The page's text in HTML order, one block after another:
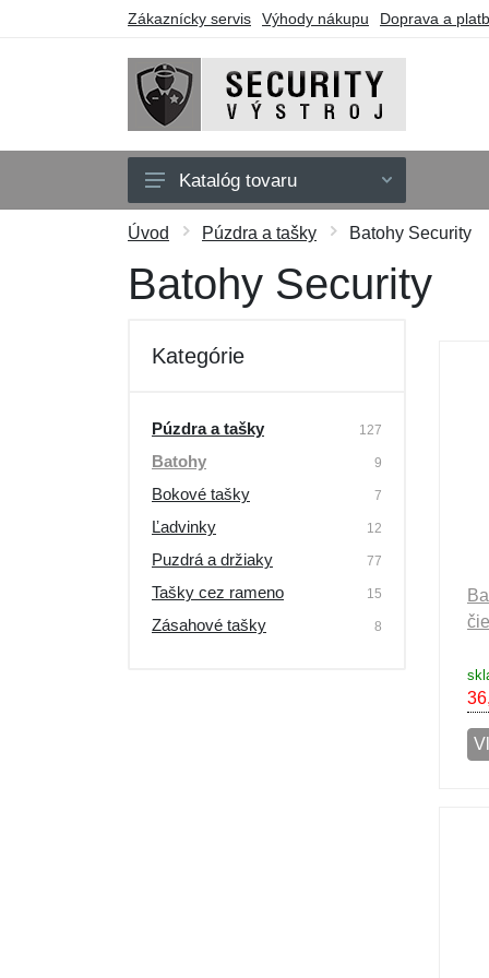
Zákaznícky servis Výhody nákupu Doprava a
Oblečenie
Doplnky
Obuv a ponožky
Púzdra a tašky
Darčekové poukazy
Výpredaj
Katalóg tovaru
Úvod Púzdra a tašky Batohy Security
Batohy Security
Kategórie
Púzdra a tašky 127
Batohy 9
Bokové tašky 7
Ľadvinky 12
Puzdrá a držiaky 77
Tašky cez rameno 15
Zásahové tašky 8